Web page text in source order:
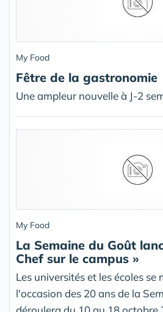
My Food
Fêtre de la gastronomie
Une ampleur nouvelle à J-2
My Food
La Semaine du Goût
Chef sur le campus »
Les universités et les écoles se
l'occasion des 20 ans de la